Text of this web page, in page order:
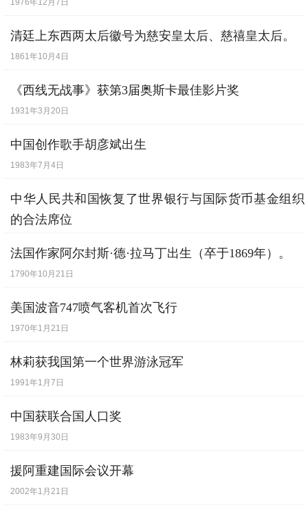
骸相撑拒。
马边悬男头，马后载妇女。长驱西入关，迥
路险且阻。
还顾邈冥冥，肝脾为烂腐。所略有万计，不
得令屯聚。
言弊降虏。
堪其詈骂。
或便加棰杖，毒痛参并下。旦则号泣行，夜
则悲吟坐。
欲死不能得，欲生无一可。彼苍者何辜，乃
遭此厄祸。
边荒与华异，人俗少义理。处所多霜雪，胡
风春夏起。
翩翩吹我衣，肃肃入我耳。感时念父母，哀
有客从外来，闻之常欢喜。迎问其消息，辄
邂逅徼时愿，骨肉来迎己。己得自解免，当
1976年12月7日
清廷上东西两太后徽号为慈安皇太后、慈禧皇太后。
1861年10月4日
《西线无战事》获第3届奥斯卡最佳影片奖
1931年3月20日
中国创作歌手胡彦斌出生
1983年7月4日
中华人民共和国恢复了世界银行与国际货币基金组织
的合法席位
法国作家阿尔封斯·德·拉马丁出生（卒于1869年）。
1790年10月21日
美国波音747喷气客机首次飞行
1970年1月21日
林莉获我国第一个世界游泳冠军
1991年1月7日
中国获联合国人口奖
1983年9月30日
援阿重建国际会议开幕
2002年1月21日